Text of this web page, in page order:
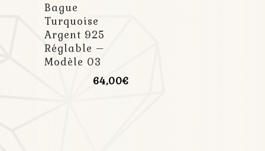
Bague
Turquoise
Argent 925
Réglable –
Modèle 03
64,00€